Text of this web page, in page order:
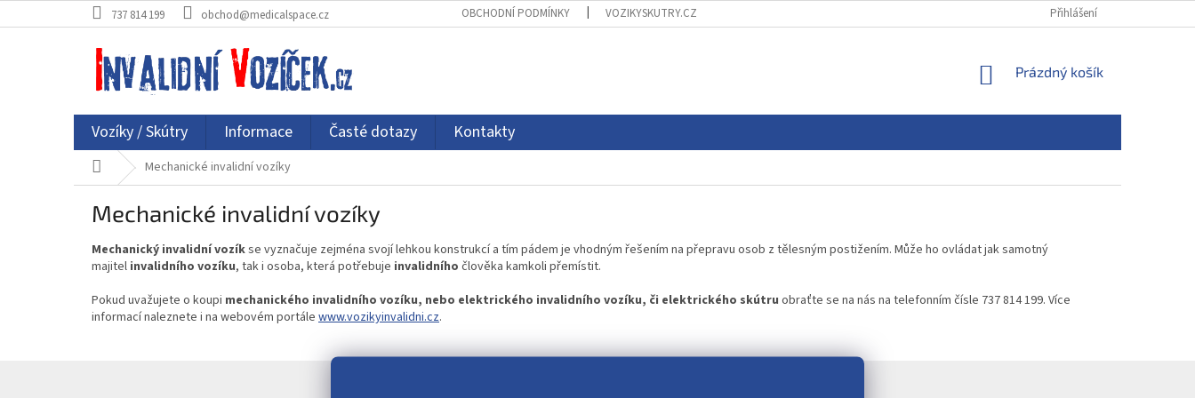
na
737 814 199 obchod@medicalspace.cz OBCHODNÍ PODMÍNKY VOZIKYSKUTRY.CZ Přihlášení
NÁKUPNÍ
Prázdný košík
Vozíky / Skútry Informace Časté dotazy Kontakty
Domů Mechanické invalidní vozíky
Mechanické invalidní vozíky
Mechanický invalidní vozíkse vyznačuje zejména svojí lehkou konstrukcí a tím pádem je vhodným řešením na přepravu osob z tělesným postižením. Může ho ovládat jak samotný
majitel invalidního vozíku, tak i osoba, která potřebuje invalidního člověka kamkoli přemístit.
Pokud uvažujete o koupi mechanického invalidního vozíku, nebo elektrického invalidního vozíku, či elektrického skútru obraťte se na nás na telefonním čísle 737 814 199. Více
informací naleznete i na webovém portále www.vozikyinvalidni.cz.